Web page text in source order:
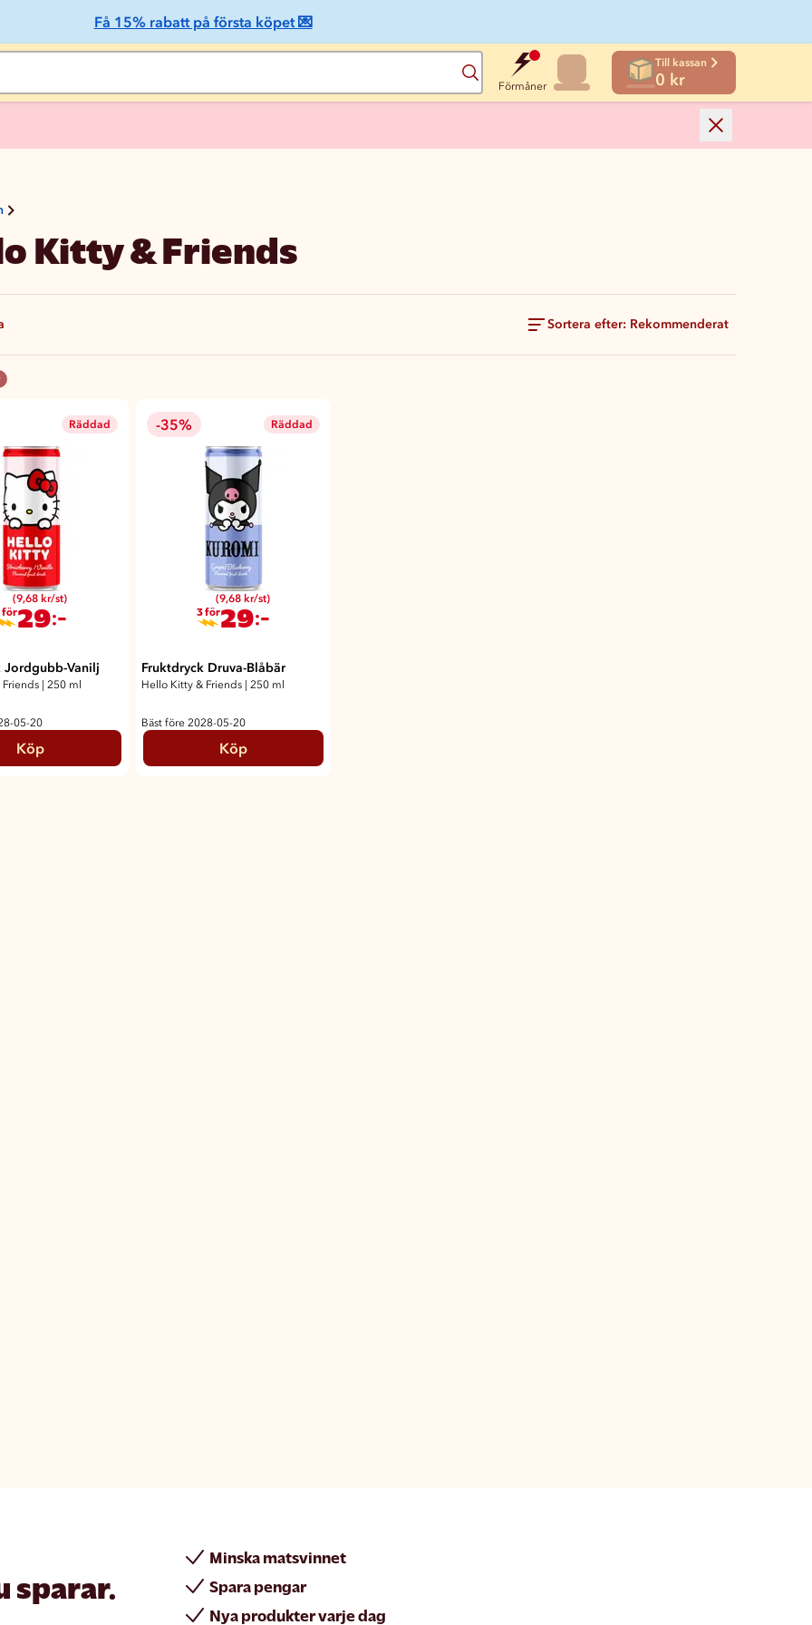
Få 15% rabatt på första köpet 💌
Sök
Förmåner
Till kassan
0 kr
Kitty & Friends
Sortera efter: Rekommenderat
Räddad
(9,68 kr/st)
för29:-
Jordgubb-Vanilj
250 ml
05-20
Köp
-35% Räddad
(9,68 kr/st)
3 för29:-
Fruktdryck Druva-Blåbär
Hello Kitty & Friends 250 ml
Bäst före 2028-05-20
Köp
sparar.
Minska matsvinnet
Spara pengar
Nya produkter varje dag